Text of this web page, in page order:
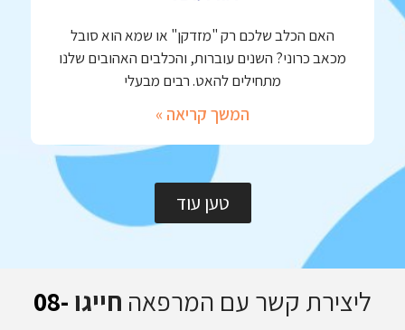
האם הכלב שלכם רק "מזדקן" או שמא הוא סובל
מכאב כרוני? השנים עוברות, והכלבים האהובים שלנו
מתחילים להאט. רבים מבעלי
המשך קריאה »
טען עוד
ליצירת קשר עם המרפאה חייגו 08-